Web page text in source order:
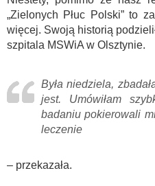
„Zielonych Płuc Polski” to
więcej. Swoją historią
szpitala MSWiA w Olsztynie.
Była niedziela,
jest. Umówiłam
badaniu pokierowali
leczenie
– przekazała.